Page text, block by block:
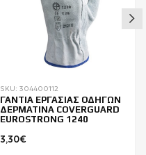
SKU: 304400112
ΓΑΝΤΙΑ ΕΡΓΑΣΙΑΣ ΟΔΗΓΩΝ
ΔΕΡΜΑΤΙΝΑ COVERGUARD
EUROSTRONG 1240
3,30€